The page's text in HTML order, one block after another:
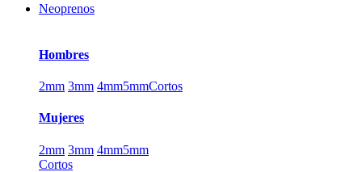
Neoprenos
Hombres
2mm 3mm 4mm5mmCortos
Mujeres
2mm 3mm 4mm5mm
Cortos